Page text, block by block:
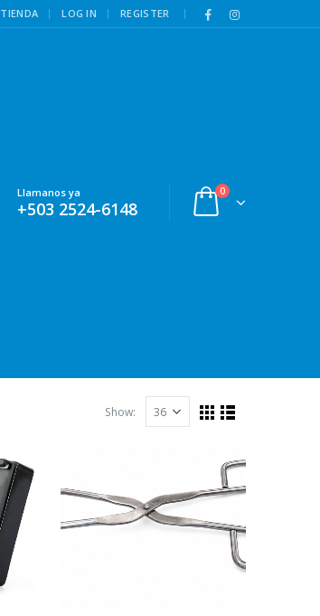
TIENDA LOG IN REGISTER |
Llamanos ya
+503 2524-6148
0
Show: